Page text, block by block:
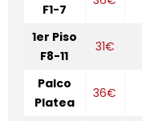
F1-7
1er Piso
F8-11
31€
Palco
Platea
36€